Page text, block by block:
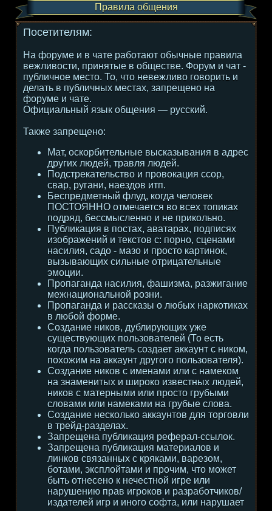
Правила общения
Посетителям:
На форуме и в чате работают обычные правила
вежливости, принятые в обществе. Форум и чат -
публичное место. То, что невежливо говорить и
делать в публичных местах, запрещено на
форуме и чате.
Официальный язык общения — русский.
Также запрещено:
Мат, оскорбительные высказывания в адрес
других людей, травля людей.
Подстрекательство и провокация ссор,
свар, ругани, наездов итп.
Беспредметный флуд, когда человек
ПОСТОЯННО отмечается во всех топиках
подряд, бессмысленно и не прикольно.
Публикация в постах, аватарах, подписях
изображений и текстов с: порно, сценами
насилия, садо - мазо и просто картинок,
вызывающих сильные отрицательные
эмоции.
Пропаганда насилия, фашизма, разжигание
межнациональной розни.
Пропаганда и рассказы о любых наркотиках
в любой форме.
Создание ников, дублирующих уже
существующих пользователей (То есть
когда пользователь создает аккаунт с ником,
похожим на аккаунт другого пользователя).
Создание ников с именами или с намеком
на знаменитых и широко известных людей,
ников с матерными или просто грубыми
словами или намеками на грубые слова.
Создание несколько аккаунтов для торговли
в трейд-разделах.
Запрещена публикация реферал-ссылок.
Запрещена публикация материалов и
линков связанных с кряками, варезом,
ботами, эксплойтами и прочим, что может
быть отнесено к нечестной игре или
нарушению прав игроков и разработчиков/
издателей игр и иного софта, или нарушает